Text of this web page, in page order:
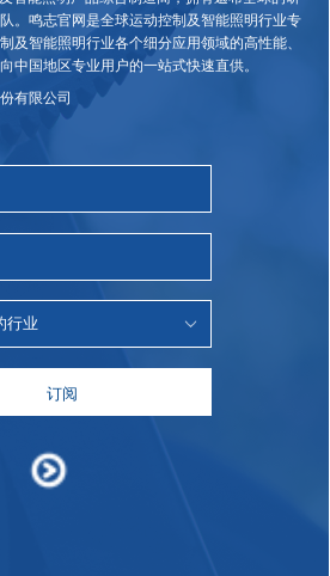
。鸣志官网是全球运动控制及智能照明行业专
及智能照明行业各个细分应用领域的高性能、
中国地区专业用户的一站式快速直供。
有限公司
订阅